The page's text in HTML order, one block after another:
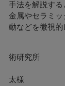
手法を解説す
金属やセラミ
動などを微視的
東
術研究所
准
太様